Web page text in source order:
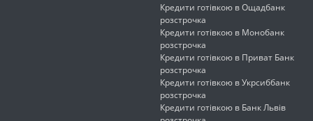
Кредити готівкою в Ощадбанк
розстрочка
Кредити готівкою в Монобанк
розстрочка
Кредити готівкою в Приват Банк
розстрочка
Кредити готівкою в Укрсиббанк
розстрочка
Кредити готівкою в Банк Львів